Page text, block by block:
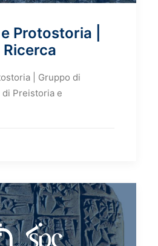
Protostoria |
| Gruppo di
di Preistoria e